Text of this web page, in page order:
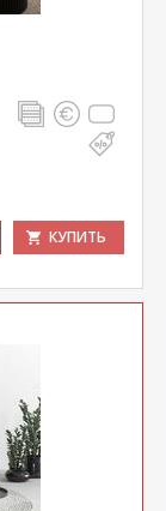
КУПИТЬ